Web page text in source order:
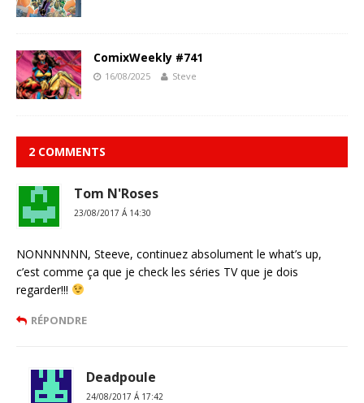
ComixWeekly #741
16/08/2025 Steve
2 COMMENTS
Tom N'Roses
23/08/2017 Á 14:30
NONNNNNN, Steeve, continuez absolument le what’s up,
c’est comme ça que je check les séries TV que je dois
regarder!!!
RÉPONDRE
Deadpoule
24/08/2017 Á 17:42